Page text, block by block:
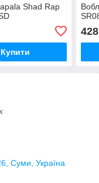
Shad Rap
Купити
428
Суми, Україна